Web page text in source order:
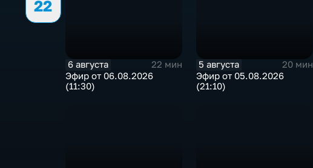
22
6 августа
22 мин
Эфир от 06.08.2026
(11:30)
5 августа
20 мин
Эфир от 05.08.2026
(21:10)